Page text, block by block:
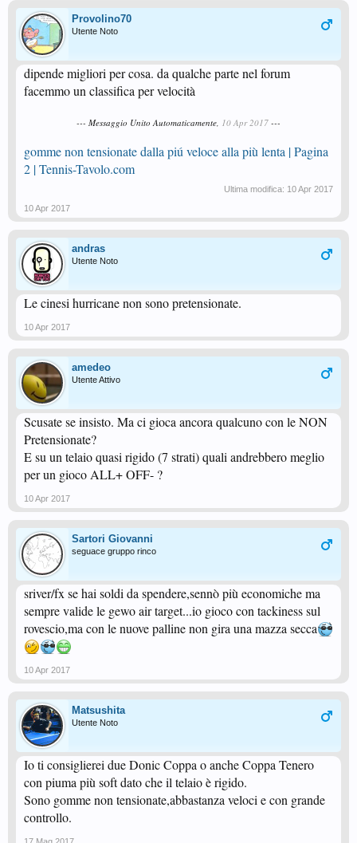
Provolino70
Utente Noto
dipende migliori per cosa. da qualche parte nel forum
facemmo un classifica per velocità
--- Messaggio Unito Automaticamente, 10 Apr 2017 ---
gomme non tensionate dalla piú veloce alla più lenta | Pagina
2 | Tennis-Tavolo.com
Ultima modifica: 10 Apr 2017
10 Apr 2017
andras
Utente Noto
Le cinesi hurricane non sono pretensionate.
10 Apr 2017
amedeo
Utente Attivo
Scusate se insisto. Ma ci gioca ancora qualcuno con le NON
Pretensionate?
E su un telaio quasi rigido (7 strati) quali andrebbero meglio
per un gioco ALL+ OFF- ?
10 Apr 2017
Sartori Giovanni
seguace gruppo rinco
sriver/fx se hai soldi da spendere,sennò più economiche ma
sempre valide le gewo air target...io gioco con tackiness sul
rovescio,ma con le nuove palline non gira una mazza secca
10 Apr 2017
Matsushita
Utente Noto
Io ti consiglierei due Donic Coppa o anche Coppa Tenero
con piuma più soft dato che il telaio è rigido.
Sono gomme non tensionate,abbastanza veloci e con grande
controllo.